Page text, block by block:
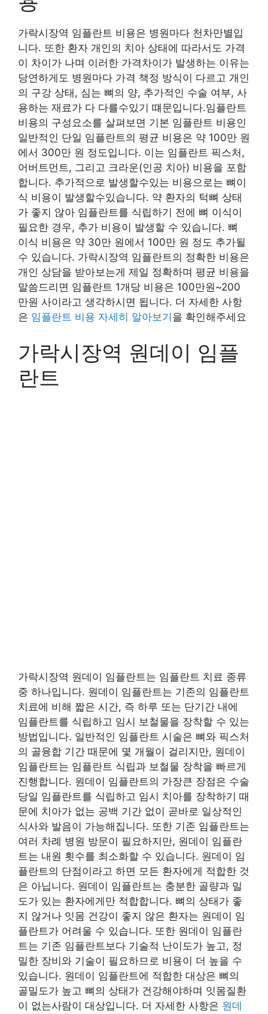
가락시장역 임플란트 비용은 병원마다 천차만별입
니다. 또한 환자 개인의 치아 상태에 따라서도 가격
이 차이가 나며 이러한 가격차이가 발생하는 이유는
당연하게도 병원마다 가격 책정 방식이 다르고 개인
의 구강 상태, 심는 뼈의 양, 추가적인 수술 여부, 사
용하는 재료가 다 다를수있기 떄문입니다.임플란트
비용의 구성요소를 살펴보면 기본 임플란트 비용인
일반적인 단일 임플란트의 평균 비용은 약 100만 원
에서 300만 원 정도입니다. 이는 임플란트 픽스처,
어버트먼트, 그리고 크라운(인공 치아) 비용을 포함
합니다. 추가적으로 발생할수있는 비용으로는 뼈이
식 비용이 발생할수있습니다. 약 환자의 턱뼈 상태
가 좋지 않아 임플란트를 식립하기 전에 뼈 이식이
필요한 경우, 추가 비용이 발생할 수 있습니다. 뼈
이식 비용은 약 30만 원에서 100만 원 정도 추가될
수 있습니다. 가락시장역 임플란트의 정확한 비용은
개인 상담을 받아보는게 제일 정확하며 평균 비용을
말씀드리면 임플란트 1개당 비용은 100만원~200
만원 사이라고 생각하시면 됩니다. 더 자세한 사항
은 임플란트 비용 자세히 알아보기을 확인해주세요
가락시장역 원데이 임플
란트
가락시장역 원데이 임플란트는 임플란트 치료 종류
중 하나입니다. 원데이 임플란트는 기존의 임플란트
치료에 비해 짧은 시간, 즉 하루 또는 단기간 내에
임플란트를 식립하고 임시 보철물을 장착할 수 있는
방법입니다. 일반적인 임플란트 시술은 뼈와 픽스처
의 골융합 기간 때문에 몇 개월이 걸리지만, 원데이
임플란트는 임플란트 식립과 보철물 장착을 빠르게
진행합니다. 원데이 임플란트의 가장큰 장점은 수술
당일 임플란트를 식립하고 임시 치아를 장착하기 때
문에 치아가 없는 공백 기간 없이 곧바로 일상적인
식사와 발음이 가능해집니다. 또한 기존 임플란트는
여러 차례 병원 방문이 필요하지만, 원데이 임플란
트는 내원 횟수를 최소화할 수 있습니다. 원데이 임
플란트의 단점이라고 하면 모든 환자에게 적합한 것
은 아닙니다. 원데이 임플란트는 충분한 골량과 밀
도가 있는 환자에게만 적합합니다. 뼈의 상태가 좋
지 않거나 잇몸 건강이 좋지 않은 환자는 원데이 임
플란트가 어려울 수 있습니다. 또한 원데이 임플란
트는 기존 임플란트보다 기술적 난이도가 높고, 정
밀한 장비와 기술이 필요하므로 비용이 더 높을 수
있습니다. 원데이 임플란트에 적합한 대상은 뼈의
골밀도가 높고 뼈의 상태가 건강해야하며 잇몸질환
이 없는사람이 대상입니다. 더 자세한 사항은 원데